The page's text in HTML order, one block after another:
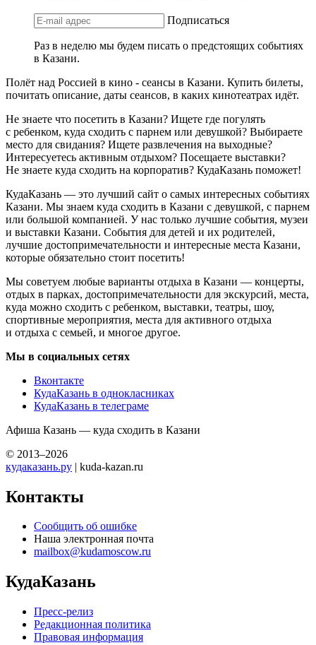
Подписаться
Раз в неделю мы будем писать о предстоящих событиях
в Казани.
Полёт над Россией в кино - сеансы в Казани. Купить билеты,
почитать описание, даты сеансов, в каких кинотеатрах идёт.
Не знаете что посетить в Казани? Ищете где погулять
с ребенком, куда сходить с парнем или девушкой? Выбираете
место для свидания? Ищете развлечения на выходные?
Интересуетесь активным отдыхом? Посещаете выставки?
Не знаете куда сходить на корпоратив? КудаКазань поможет!
КудаКазань — это лучший сайт о самых интересных событиях
Казани. Мы знаем куда сходить в Казани с девушкой, с парнем
или большой компанией. У нас только лучшие события, музеи
и выставки Казани. События для детей и их родителей,
лучшие достопримечательности и интересные места Казани,
которые обязательно стоит посетить!
Мы советуем любые варианты отдыха в Казани — концерты,
отдых в парках, достопримечательности для экскурсий, места,
куда можно сходить с ребенком, выставки, театры, шоу,
спортивные мероприятия, места для активного отдыха
и отдыха с семьей, и многое другое.
Мы в социальных сетях
Вконтакте
КудаКазань в однокласниках
КудаКазань в телеграме
Афиша Казань — куда сходить в Казани
© 2013–2026
кудаказань.ру | kuda-kazan.ru
Контакты
Сообщить об ошибке
Наша электронная почта
mailbox@kudamoscow.ru
КудаКазань
Пресс-релиз
Редакционная политика
Правовая информация